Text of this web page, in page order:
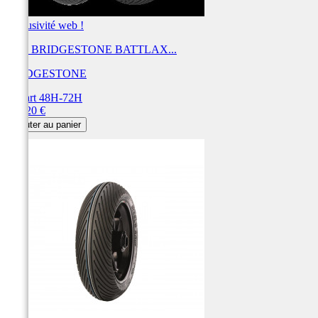
Exclusivité web !
Pneu BRIDGESTONE BATTLAX...
BRIDGESTONE
Départ 48H-72H
319,20 €
Ajouter au panier